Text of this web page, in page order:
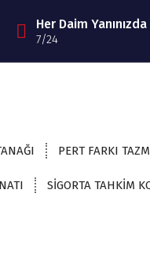
Her Daim Yanınızda
7/24
PERT FARKI
SİGORTA TAHKİM